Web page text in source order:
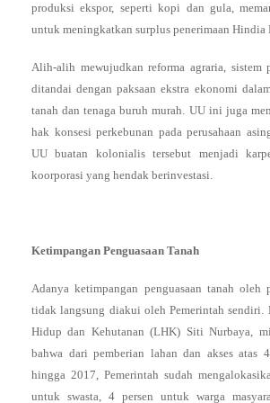
produksi ekspor, seperti kopi dan gula,
untuk meningkatkan surplus penerimaan Hindia
Alih-alih mewujudkan reforma agraria, sistem
ditandai dengan paksaan ekstra ekonomi
tanah dan tenaga buruh murah. UU ini juga
hak konsesi perkebunan pada perusahaan
UU buatan kolonialis tersebut menjadi
koorporasi yang hendak berinvestasi.
Ketimpangan Penguasaan Tanah
Adanya ketimpangan penguasaan tanah oleh
tidak langsung diakui oleh Pemerintah sendiri.
Hidup dan Kehutanan (LHK) Siti Nurbaya,
bahwa dari pemberian lahan dan akses atas
hingga 2017, Pemerintah sudah
untuk swasta, 4 persen untuk warga